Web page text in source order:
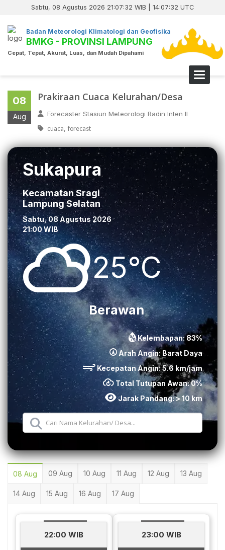
Sabtu, 08 Agustus 2026 21:07:32 WIB | 14:07:32 UTC
Badan Meteorologi Klimatologi dan Geofisika
BMKG - PROVINSI LAMPUNG
Cepat, Tepat, Akurat, Luas, dan Mudah Dipahami
Toggle
08
Aug
Prakiraan Cuaca Kelurahan/Desa
Forecaster Stasiun Meteorologi Radin Inten II
cuaca, forecast
Sukapura
Kecamatan Sragi
Lampung Selatan
Sabtu, 08 Agustus 2026
21:00 WIB
25°C
Berawan
Kelembapan:83%
Arah Angin: Barat Daya
Kecepatan Angin:5.6 km/jam
Total Tutupan Awan:0%
Jarak Pandang:> 10 km
08 Aug 09 Aug 10 Aug 11 Aug 12 Aug 13 Aug
14 Aug 15 Aug 16 Aug 17 Aug
22:00 WIB 23:00 WIB